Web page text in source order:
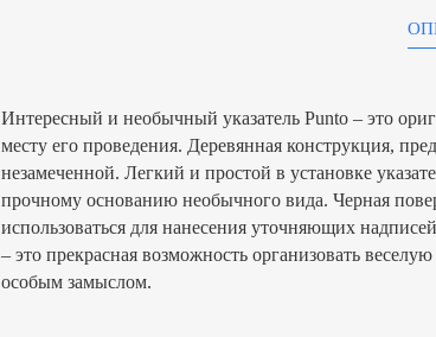
Интересный и необычный указатель Punto – это
месту его проведения. Деревянная конструкция,
незамеченной. Легкий и простой в установке
прочному основанию необычного вида. Черная
использоваться для нанесения уточняющих
– это прекрасная возможность организовать
особым замыслом.